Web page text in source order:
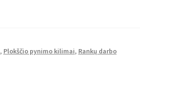
, Plokščio pynimo kilimai, Rankų darbo